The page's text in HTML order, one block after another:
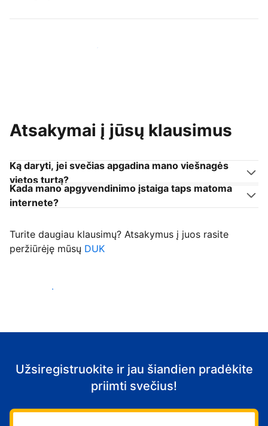
Prisijungti prie panašių šeimininkų
Atsakymai į jūsų klausimus
Ką daryti, jei svečias apgadina mano viešnagės
vietos turtą?
Kada mano apgyvendinimo įstaiga taps matoma
internete?
Turite daugiau klausimų? Atsakymus į juos rasite
peržiūrėję mūsų DUK
Priimti svečius
Užsiregistruokite ir jau šiandien pradėkite
priimti svečius!